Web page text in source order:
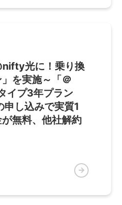
光に！乗り換
を実施～「＠
イプ3年プラン
申し込みで実質1
無料、他社解約